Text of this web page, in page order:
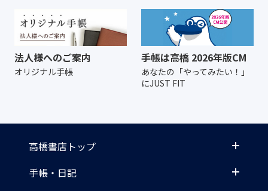
法人様へのご案内
オリジナル手帳
手帳は高橋 2026年版CM
あなたの「やってみたい！」
にJUST FIT
高橋書店トップ
手帳・日記